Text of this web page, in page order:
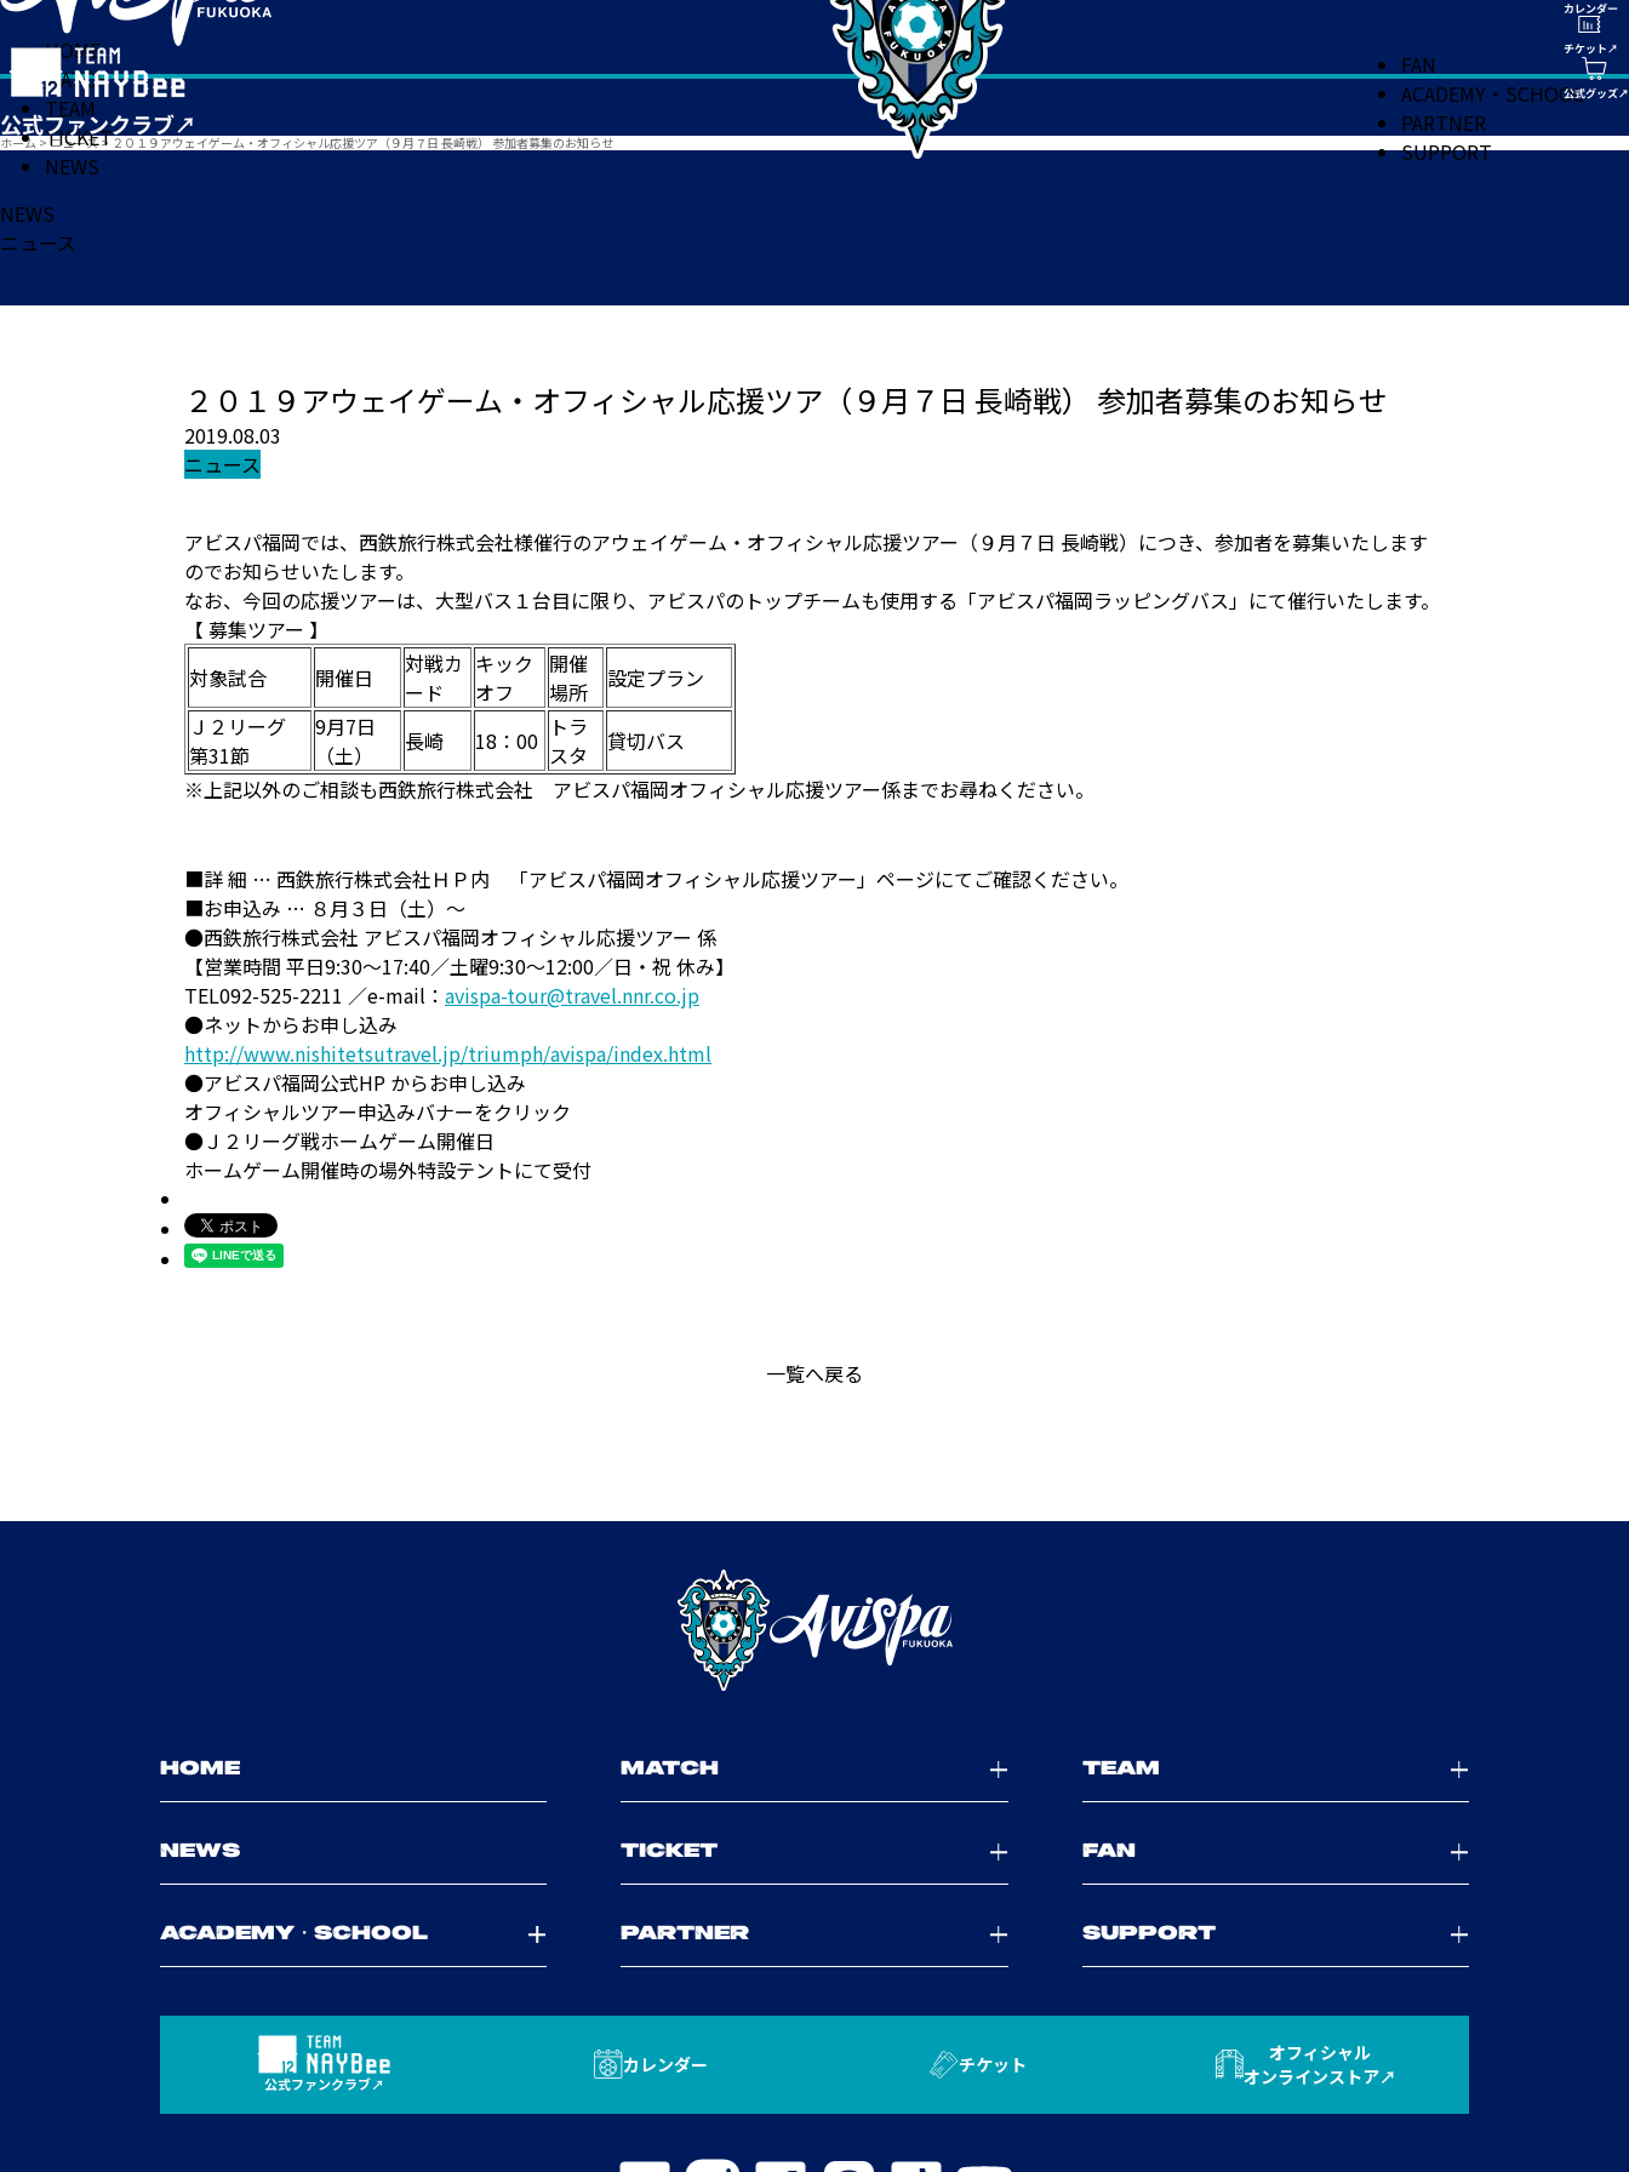
HOME
MATCH
TEAM
TICKET
NEWS
FAN
ACADEMY・SCHOOL
PARTNER
SUPPORT
ホーム > ニュース> ２０１９アウェイゲーム・オフィシャル応援ツア（９月７日 長崎戦） 参加者募集のお知らせ
NEWS
ニュース
２０１９アウェイゲーム・オフィシャル応援ツア（９月７日 長崎戦） 参加者募集のお知らせ
2019.08.03
ニュース
アビスパ福岡では、西鉄旅行株式会社様催行のアウェイゲーム・オフィシャル応援ツアー（９月７日 長崎戦）につき、参加者を募集いたします
のでお知らせいたします。
なお、今回の応援ツアーは、大型バス１台目に限り、アビスパのトップチームも使用する「アビスパ福岡ラッピングバス」にて催行いたします。
【 募集ツアー 】
対象試合
開催日
対戦カ
ード
キック
オフ
開催
場所
設定プラン
Ｊ２リーグ
第31節
9月7日
（土）
長崎 18：00 トラ
スタ
貸切バス
※上記以外のご相談も西鉄旅行株式会社 アビスパ福岡オフィシャル応援ツアー係までお尋ねください。
■詳 細 … 西鉄旅行株式会社ＨＰ内 「アビスパ福岡オフィシャル応援ツアー」ページにてご確認ください。
■お申込み … ８月３日（土）～
●西鉄旅行株式会社 アビスパ福岡オフィシャル応援ツアー 係
【営業時間 平日9:30～17:40／土曜9:30～12:00／日・祝 休み】
TEL092-525-2211 ／e-mail： avispa-tour@travel.nnr.co.jp
●ネットからお申し込み
http://www.nishitetsutravel.jp/triumph/avispa/index.html
●アビスパ福岡公式HP からお申し込み
オフィシャルツアー申込みバナーをクリック
●Ｊ２リーグ戦ホームゲーム開催日
ホームゲーム開催時の場外特設テントにて受付
一覧へ戻る
HOME MATCH TEAM
NEWS TICKET FAN
ACADEMY・SCHOOL PARTNER SUPPORT
公式ファンクラブ
カレンダー チケット
オフィシャル
オンラインストア